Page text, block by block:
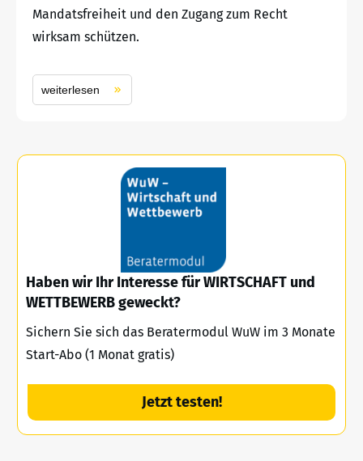
Mandatsfreiheit und den Zugang zum Recht
wirksam schützen.
weiterlesen
Haben wir Ihr Interesse für WIRTSCHAFT und
WETTBEWERB geweckt?
Sichern Sie sich das Beratermodul WuW im 3 Monate
Start-Abo (1 Monat gratis)
Jetzt testen!